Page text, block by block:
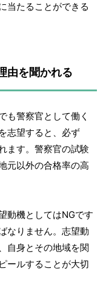
当たることができる
由を聞かれる
も警察官として働く
志望すると、必ず
ます。警察官の試験
元以外の合格率の高
動機としてはNGです
なりません。志望動
自身とその地域を関
ールすることが大切